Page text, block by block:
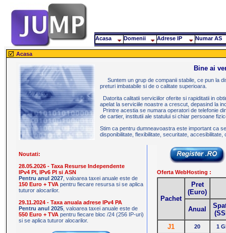
JUMP.RO
RO Keywords:
inregistrare adrese IP inregistrare domenii .RO alocare adrese IP inregistrare domeniu RO gazduire pagina web preturi mici
domenii domeniu ecommerce e-commerce electronic email fowarding free gazduire gratis hosting .info inregistrare ip IP
LIR Romania secure server service Services sigur site smtp soft software space tunel unix linux apache webhosting website
EN Keywords:
address barcode .biz bulk buying certificate .com creating creation design digital domain ecommerce e-commerce electronic
names .net netbiz Network on-line online page promotion redirect register registrar registration registry renewal Romania
Acasa
Bine ai
Suntem un grup de companii stabile, ce pun la
preturi imbatabile si de o calitate superioara.
Datorita calitatii serviciilor oferite si rapiditatii in
apelat la serviciile noastre a crescut, depasind la
Printre acestia se numara operatori de telefonie
de cartier, institutii ale statului si chiar persoane
Stim ca pentru dumneavoastra este important ca
disponibilitate, flexibilitate, securitate, accesibilitate,
Noutati:
28.05.2026 - Taxa Resurse Independente
IPv4 PI, IPv6 PI si ASN
Pentru anul 2027 , valoarea taxei anuale este de
150 Euro + TVA pentru fiecare resursa si se aplica
tuturor alocarilor.
29.11.2024 - Taxa anuala adrese IPv4 PA
Pentru anul 2025 , valoarea taxei anuale este de
550 Euro + TVA pentru fiecare bloc /24 (256 IP-uri)
si se aplica tuturor alocarilor.
Oferta WebHosting :
Pachet
Pret
(Euro)
Anual
J1
20 1
Acasa Domenii Adrese IP Numar AS